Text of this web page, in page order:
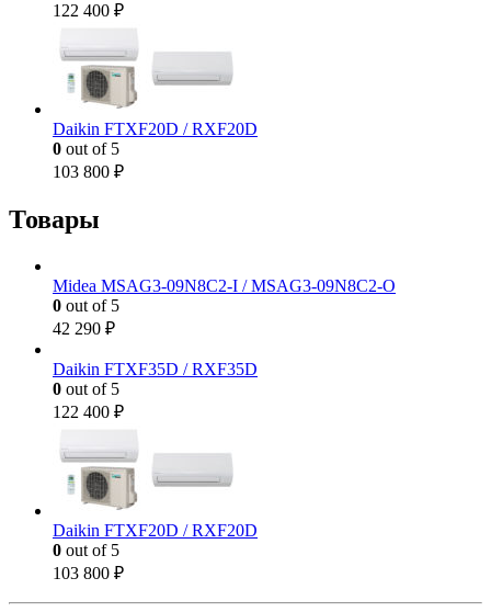
122 400 ₽
Daikin FTXF20D / RXF20D
0 out of 5
103 800 ₽
Товары
Midea MSAG3-09N8C2-I / MSAG3-09N8C2-O
0 out of 5
42 290 ₽
Daikin FTXF35D / RXF35D
0 out of 5
122 400 ₽
Daikin FTXF20D / RXF20D
0 out of 5
103 800 ₽